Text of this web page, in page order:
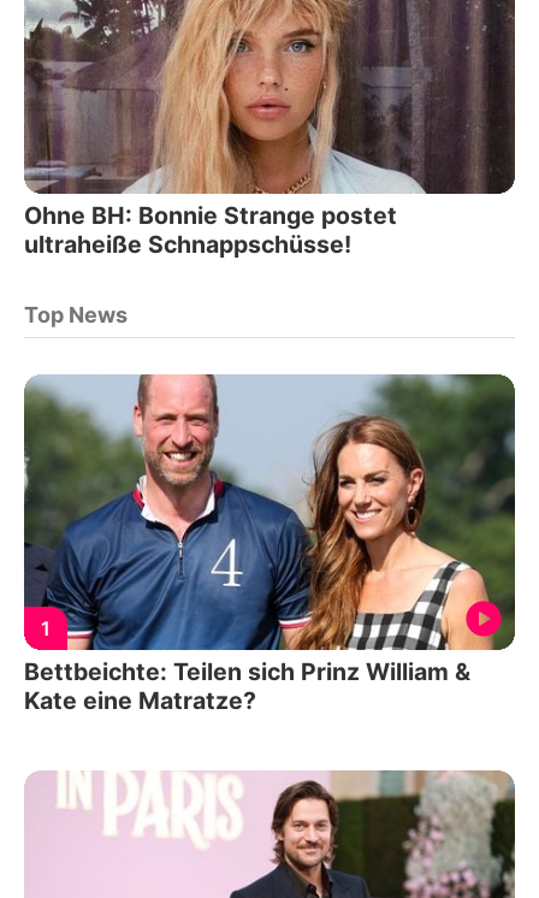
Ohne BH: Bonnie Strange postet
ultraheiße Schnappschüsse!
Top News
1
Bettbeichte: Teilen sich Prinz William &
Kate eine Matratze?